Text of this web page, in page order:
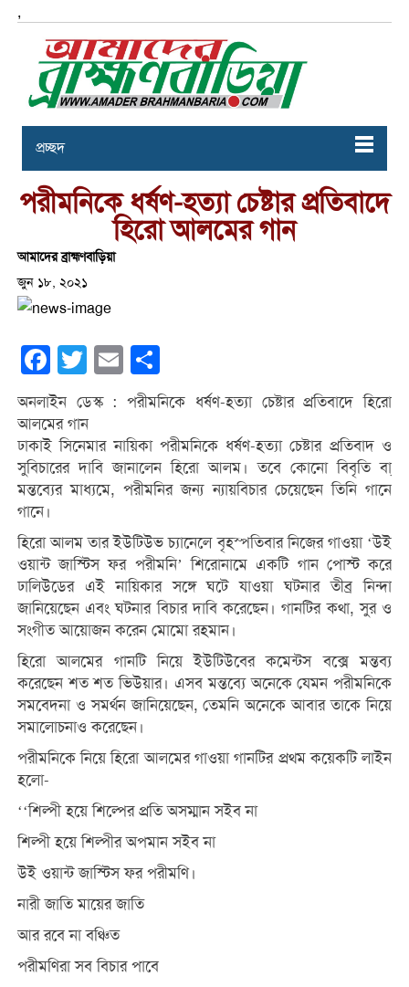
,
প্রচ্ছদ
পরীমনিকে ধর্ষণ-হত্যা চেষ্টার প্রতিবাদে
হিরো আলমের গান
আমাদের ব্রাহ্মণবাড়িয়া
জুন ১৮, ২০২১
Facebook
Twitter Email
অনলাইন ডেস্ক : পরীমনিকে ধর্ষণ-হত্যা চেষ্টার প্রতিবাদে হিরো
আলমের গান
ঢাকাই সিনেমার নায়িকা পরীমনিকে ধর্ষণ-হত্যা চেষ্টার প্রতিবাদ ও
সুবিচারের দাবি জানালেন হিরো আলম। তবে কোনো বিবৃতি বা্
মন্তব্যের মাধ্যমে, পরীমনির জন্য ন্যায়বিচার চেয়েছেন তিনি গানে
গানে।
হিরো আলম তার ইউটিউভ চ্যানেলে বৃহস্পতিবার নিজের গাওয়া ‘উই
ওয়ান্ট জাস্টিস ফর পরীমনি’ শিরোনামে একটি গান পোস্ট করে
ঢালিউডের এই নায়িকার সঙ্গে ​ঘটে যাওয়া ঘটনার তীব্র নিন্দা
জানিয়েছেন এবং ঘটনার বিচার দাবি করেছেন। গানটির কথা, সুর ও
সংগীত আয়োজন করেন মোমো রহমান।
হিরো আলমের গানটি নিয়ে ইউটিউবের কমেন্টস বক্সে মন্তব্য
করেছেন শত শত ভিউয়ার। এসব মন্তব্যে অনেকে যেমন পরীমনিকে
সমবেদনা ও সমর্থন জানিয়েছেন, তেমনি অনেকে আবার তাকে নিয়ে
সমালোচনাও করেছেন।
পরীমনিকে নিয়ে হিরো আলমের গাওয়া গানটির প্রথম কয়েকটি লাইন
হলো-
‘‘শিল্পী হয়ে শিল্পের প্রতি অসম্মান সইব না
শিল্পী হয়ে শিল্পীর অপমান সইব না
উই ওয়ান্ট জাস্টিস ফর পরীমণি।
নারী জাতি মায়ের জাতি
আর রবে না বঞ্চিত
পরীমণিরা সব বিচার পাবে